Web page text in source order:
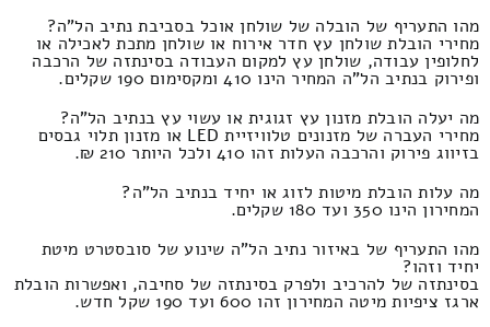
מהו התעריף של הובלה של שולחן אוכל בסביבת נתיב הל"ה?
מחירי הובלת שולחן עץ חדר אירוח או שולחן מתכת לאכילה או
לחלופין עבודה, שולחן עץ למקום העבודה בסינתזה של הרכבה
ופירוק בנתיב הל"ה המחיר הינו 410 ומקסימום 190 שקלים.
מה יעלה הובלת מזנון עץ זגוגית או עשוי עץ בנתיב הל"ה?
מחירי העברה של מזנונים טלוויזיית LED או מזנון תלוי גבסים
בזיווג פירוק והרכבה העלות זהו 410 ולכל היותר 210 ₪.
מה עלות הובלת מיטות לזוג או יחיד בנתיב הל"ה?
המחירון הינו 350 ועד 180 שקלים.
מהו התעריף של באיזור נתיב הל"ה שינוע של סובסטרט מיטת
יחיד וזהו?
בסינתזה של להרכיב ולפרק בסינתזה של סחיבה, ואפשרות הובלת
ארגז ציפיות מיטה המחירון זהו 600 ועד 190 שקל חדש.